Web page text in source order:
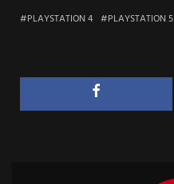
PLAYSTATION 4 PLAYSTATION 5